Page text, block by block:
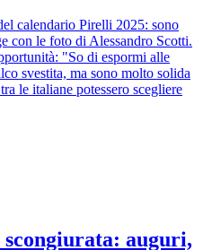
calendario Pirelli 2025: sono
con le foto di Alessandro Scotti.
"So di espormi alle
svestita, ma sono molto solida
le italiane potessero scegliere
auguri,